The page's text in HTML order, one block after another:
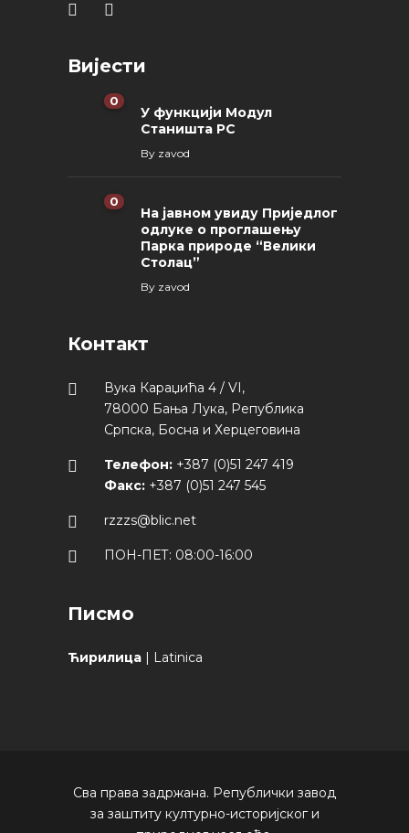
Вијести
0
У функцији Модул
Станишта РС
By zavod
0
На јавном увиду Приједлог
oдлуке о проглашењу
Парка природе “Велики
Столац”
By zavod
Контакт
Вука Караџића 4 / VI,
78000 Бања Лука, Република
Српска, Босна и Херцеговина
Телефон: +387 (0)51 247 419
Факс: +387 (0)51 247 545
rzzzs@blic.net
ПОН-ПЕТ: 08:00-16:00
Писмо
Ћирилица | Latinica
Сва права задржана. Републички завод
за заштиту културно-историјског и